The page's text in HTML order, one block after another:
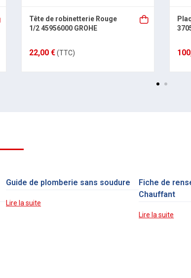
Tête de robinetterie Rouge
1/2 45956000 GROHE
22,00 €(TTC)
Guide de plomberie sans soudure
Lire la suite
Fiche de
Chauffant
Lire la suite